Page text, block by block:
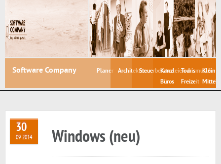
Software Company Planer ArchitektenSteuerberaterKanzleien &
Büros
Tourismus &
Freizeit
Klein-
30
09 2014 Windows (neu)